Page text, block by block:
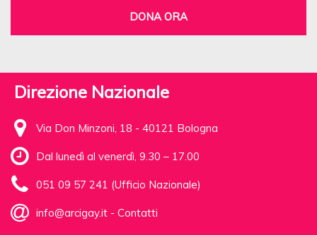
DONA ORA
Direzione Nazionale
Via Don Minzoni, 18 - 40121 Bologna
Dal lunedì al venerdì, 9.30 – 17.00
051 09 57 241 (Ufficio Nazionale)
info@arcigay.it - Contatti